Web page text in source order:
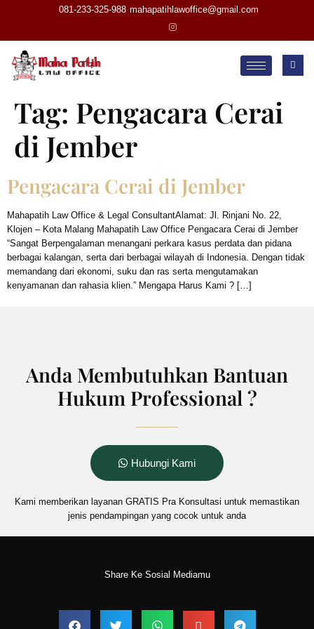
081-233-325-988 mahapatihlawoffice@gmail.com
Tag: Pengacara Cerai
di Jember
Pengacara Cerai di Jember
Mahapatih Law Office & Legal ConsultantAlamat: Jl. Rinjani No. 22,
Klojen – Kota Malang Mahapatih Law Office Pengacara Cerai di Jember
“Sangat Berpengalaman menangani perkara kasus perdata dan pidana
berbagai kalangan, serta dari berbagai wilayah di Indonesia. Dengan tidak
memandang dari ekonomi, suku dan ras serta mengutamakan
kenyamanan dan rahasia klien.” Mengapa Harus Kami ? […]
Anda Membutuhkan Bantuan
Hukum Professional ?
Hubungi Kami
Kami memberikan layanan GRATIS Pra Konsultasi untuk memastikan
jenis pendampingan yang cocok untuk anda
Share Ke Sosial Mediamu